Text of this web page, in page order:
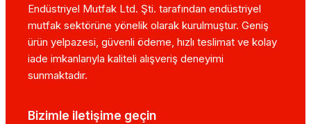
Endüstriyel Mutfak Ltd. Şti. tarafından endüstriyel
mutfak sektörüne yönelik olarak kurulmuştur. Geniş
ürün yelpazesi, güvenli ödeme, hızlı teslimat ve kolay
iade imkanlarıyla kaliteli alışveriş deneyimi
sunmaktadır.
Bizimle iletişime geçin